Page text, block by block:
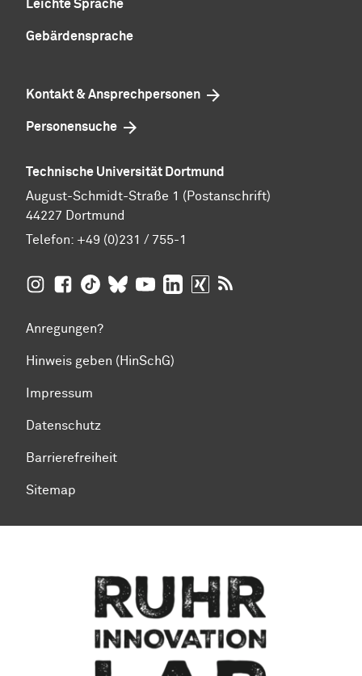
Leichte Sprache
Gebärdensprache
Kontakt & Ansprechpersonen
Personensuche
Technische Universität Dortmund
August-Schmidt-Straße 1 (Postanschrift)
44227 Dortmund
Telefon: +49 (0)231 / 755-1
TU Dortmund auf Insta­gram
TU Dortmund auf Facebook
TU Dortmund auf TikTok
TU Dortmund auf BlueSky
TU Dortmund auf YouTube
TU Dortmund auf LinkedIn
TU Dortmund auf XING
Anregungen?
Hinweis geben (HinSchG)
Impressum
Datenschutz
Barrierefreiheit
Sitemap